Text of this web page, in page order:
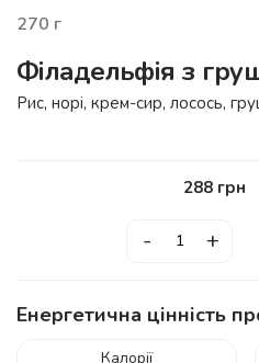
270 г
Філадельфія з
Рис, норі, крем-сир, лосось,
288 грн
- +
Енергетична цінність
Калорії